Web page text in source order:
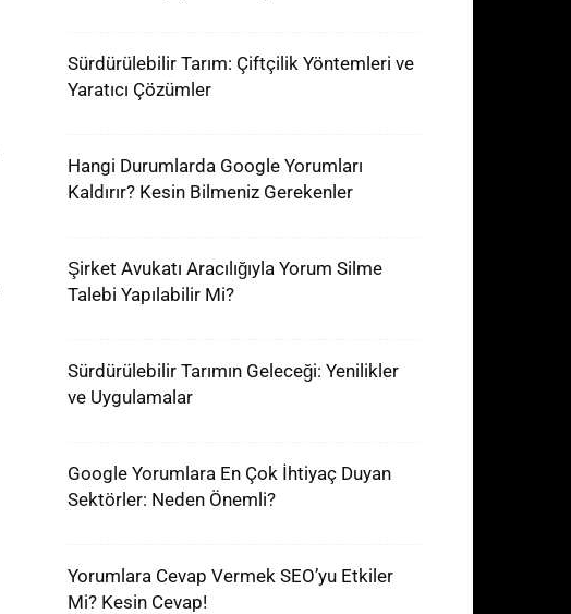
Sürdürülebilir Tarım: Çiftçilik Yöntemleri ve
Yaratıcı Çözümler
Hangi Durumlarda Google Yorumları
Kaldırır? Kesin Bilmeniz Gerekenler
Şirket Avukatı Aracılığıyla Yorum Silme
Talebi Yapılabilir Mi?
Sürdürülebilir Tarımın Geleceği: Yenilikler
ve Uygulamalar
Google Yorumlara En Çok İhtiyaç Duyan
Sektörler: Neden Önemli?
Yorumlara Cevap Vermek SEO’yu Etkiler
Mi? Kesin Cevap!